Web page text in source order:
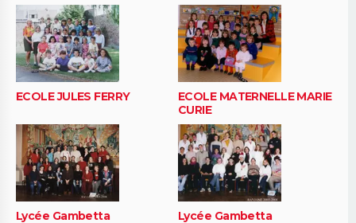
ECOLE JULES FERRY
ECOLE MATERNELLE MARIE
CURIE
Lycée Gambetta Lycée Gambetta